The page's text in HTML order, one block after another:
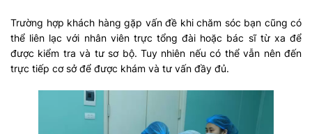
Trường hợp khách hàng gặp vấn đề khi chăm sóc bạn cũng có
thể liên lạc với nhân viên trực tổng đài hoặc bác sĩ từ xa để
được kiểm tra và tư sơ bộ. Tuy nhiên nếu có thể vẫn nên đến
trực tiếp cơ sở để được khám và tư vấn đầy đủ.